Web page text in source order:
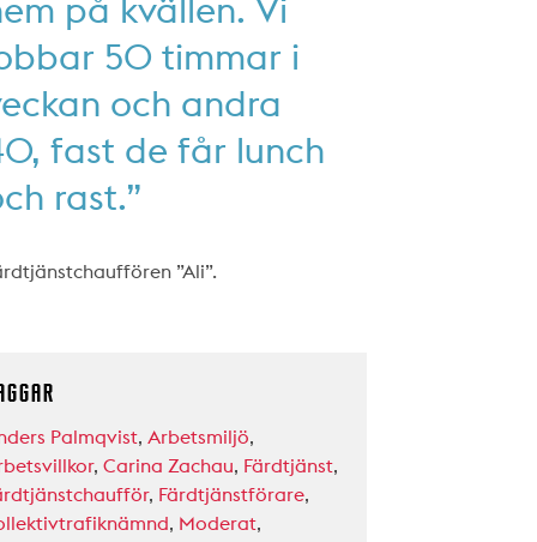
på kvällen. Vi
50 timmar i
och andra
fast de får lunch
rast.”
”Ali”.
Palmqvist, Arbetsmiljö,
, Carina Zachau, Färdtjänst,
, Färdtjänstförare,
, Moderat,